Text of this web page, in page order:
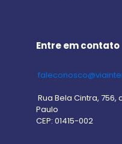
Entre em contato
Rua Bela Cintra, 756,
Paulo
CEP: 01415-002